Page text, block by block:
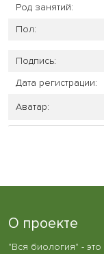
Род занятий:
Пол:
Подпись:
Дата регистрации:
Аватар:
О проекте
"Вся биология" -